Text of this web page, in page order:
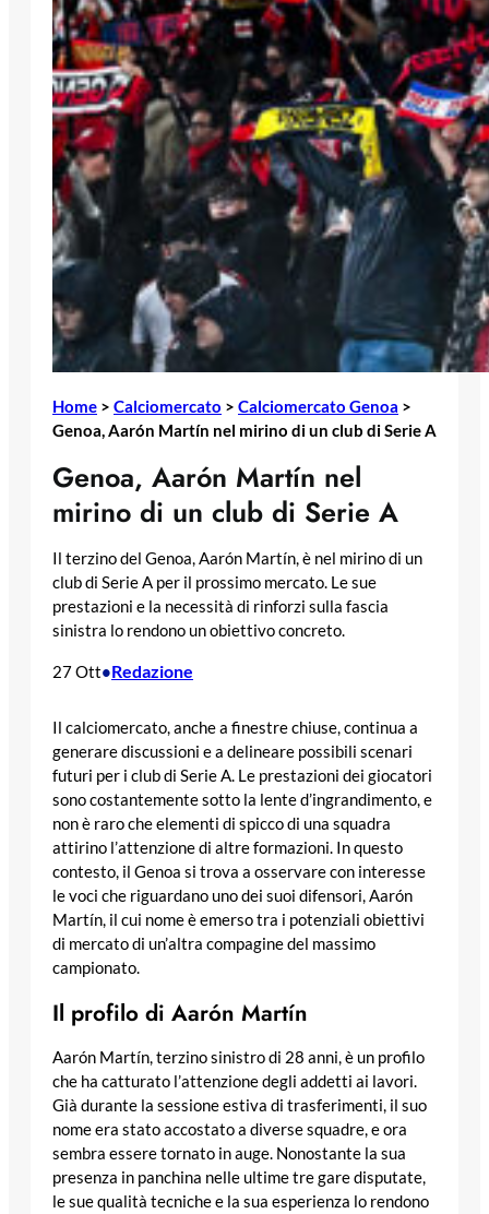
Home > Calciomercato > Calciomercato Genoa >
Genoa, Aarón Martín nel mirino di un club di Serie A
Genoa, Aarón Martín nel
mirino di un club di Serie A
Il terzino del Genoa, Aarón Martín, è nel mirino di un
club di Serie A per il prossimo mercato. Le sue
prestazioni e la necessità di rinforzi sulla fascia
sinistra lo rendono un obiettivo concreto.
27 Ott•Redazione
Il calciomercato, anche a finestre chiuse, continua a
generare discussioni e a delineare possibili scenari
futuri per i club di Serie A. Le prestazioni dei giocatori
sono costantemente sotto la lente d’ingrandimento, e
non è raro che elementi di spicco di una squadra
attirino l’attenzione di altre formazioni. In questo
contesto, il Genoa si trova a osservare con interesse
le voci che riguardano uno dei suoi difensori, Aarón
Martín, il cui nome è emerso tra i potenziali obiettivi
di mercato di un’altra compagine del massimo
campionato.
Il profilo di Aarón Martín
Aarón Martín, terzino sinistro di 28 anni, è un profilo
che ha catturato l’attenzione degli addetti ai lavori.
Già durante la sessione estiva di trasferimenti, il suo
nome era stato accostato a diverse squadre, e ora
sembra essere tornato in auge. Nonostante la sua
presenza in panchina nelle ultime tre gare disputate,
le sue qualità tecniche e la sua esperienza lo rendono